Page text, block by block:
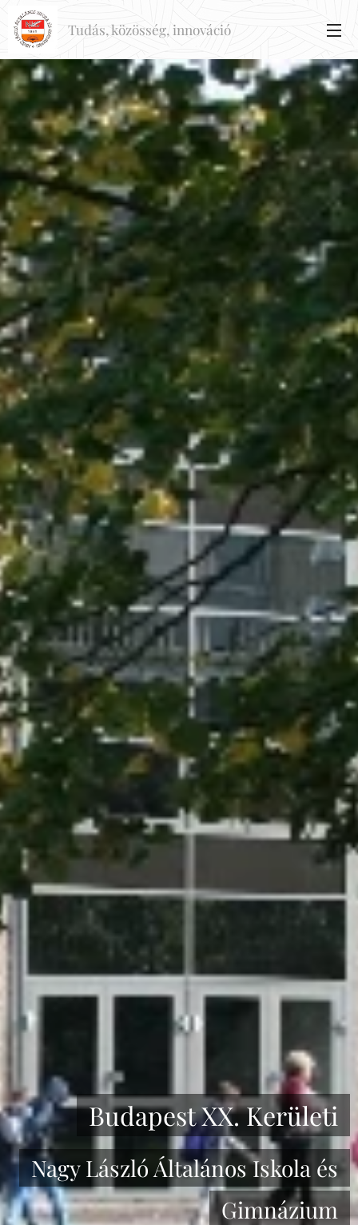
Tudás, közösség, innováció
Budapest XX. Kerületi
Nagy László Általános Iskola és
Gimnázium